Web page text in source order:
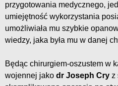
przygotowania medycznego,
umiejętność wykorzystania
umożliwiała mu szybkie
wiedzy, jaka była mu w danej
Będąc chirurgiem-oszustem w
wojennej jako dr Joseph Cry z